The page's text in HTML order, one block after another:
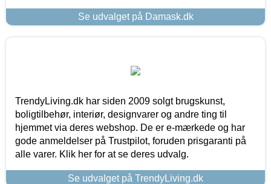
Se udvalget på Damask.dk
TrendyLiving.dk har siden 2009 solgt brugskunst,
boligtilbehør, interiør, designvarer og andre ting til
hjemmet via deres webshop. De er e-mærkede og har
gode anmeldelser på Trustpilot, foruden prisgaranti på
alle varer. Klik her for at se deres udvalg.
Se udvalget på TrendyLiving.dk